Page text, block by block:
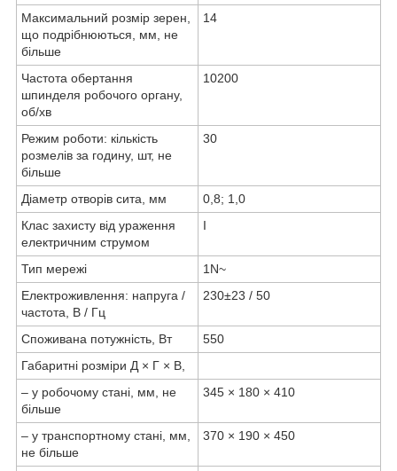
Максимальний розмір зерен,
що подрібнюються, мм, не
більше
14
Частота обертання
шпинделя робочого органу,
об/хв
10200
Режим роботи: кількість
розмелів за годину, шт, не
більше
30
Діаметр отворів сита, мм
0,8; 1,0
Клас захисту від ураження
електричним струмом
I
Тип мережі
1N~
Електроживлення: напруга /
частота, В / Гц
230±23 / 50
Споживана потужність, Вт
550
Габаритні розміри Д × Г × В,
– у робочому стані, мм, не
більше
345 × 180 × 410
– у транспортному стані, мм,
не більше
370 × 190 × 450